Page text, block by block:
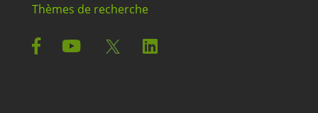
Thèmes de recherche